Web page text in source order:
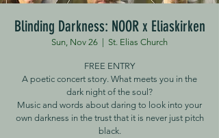
Blinding Darkness: NOOR x Eliaskirken
Sun, Nov 26 St. Elias Church
FREE ENTRY
A poetic concert story. What meets you in the
dark night of the soul?
Music and words about daring to look into your
own darkness in the trust that it is never just pitch
black.